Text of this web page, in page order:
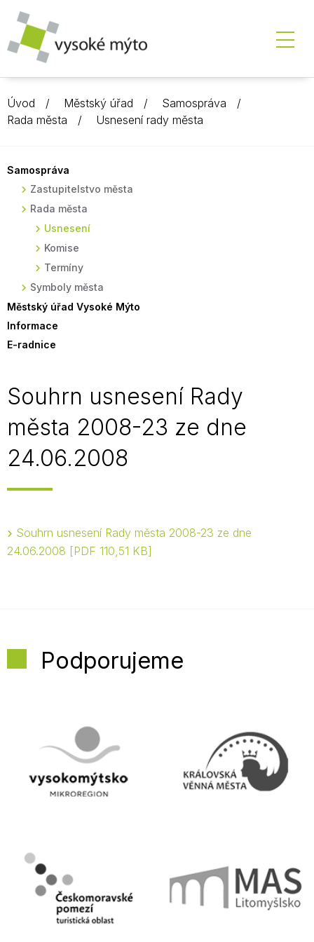
Úvod Městský úřad
Samospráva
Rada města
Usnesení rady města
Samospráva
Zastupitelstvo města
Rada města
Usnesení
Komise
Termíny
Symboly města
Městský úřad Vysoké Mýto
Informace
E-radnice
Souhrn usnesení Rady
města 2008-23 ze dne
24.06.2008
Souhrn usnesení Rady města 2008-23 ze dne
24.06.2008
PDF 110,51 KB
Podporujeme